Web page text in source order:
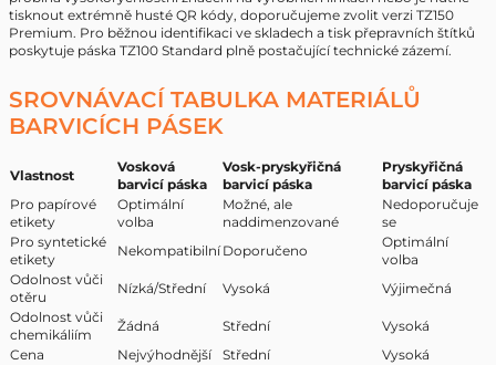
tisknout extrémně husté QR kódy, doporučujeme zvolit verzi TZ150
Premium. Pro běžnou identifikaci ve skladech a tisk přepravních štítků
poskytuje páska TZ100 Standard plně postačující technické zázemí.
SROVNÁVACÍ TABULKA MATERIÁLŮ
BARVICÍCH PÁSEK
Vlastnost
Vosková
barvicí páska
Vosk-pryskyřičná
barvicí páska
Pryskyřičná
barvicí páska
Pro papírové
etikety
Optimální
volba
Možné, ale
naddimenzované
Nedoporučuje
se
Pro syntetické
etikety
Nekompatibilní Doporučeno
Optimální
volba
Odolnost vůči
otěru
Nízká/Střední Vysoká
Výjimečná
Odolnost vůči
chemikáliím
Žádná Střední
Vysoká
Cena
Nejvýhodnější Střední
Vysoká